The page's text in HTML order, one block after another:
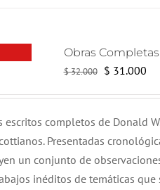
Obras
$32.000
El
era:
$ 32.000.
$ 31.000El
es:
$
escritos completos de Donald
Presentadas
un conjunto de
inéditos de temáticas